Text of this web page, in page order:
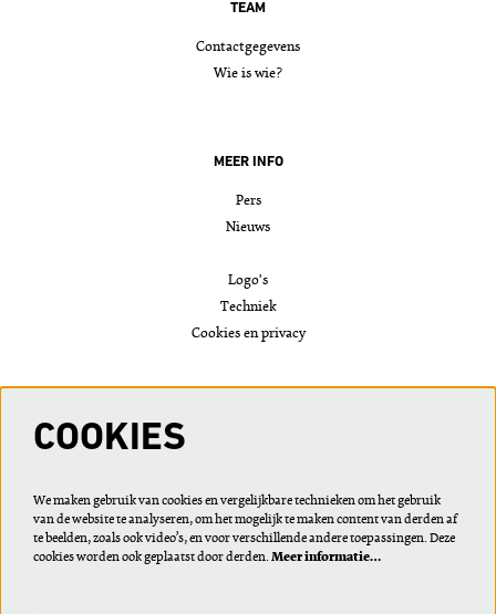
TEAM
Contactgegevens
Wie is wie?
MEER INFO
Pers
Nieuws
Logo's
Techniek
Cookies en privacy
Meld je aan voor de nieuwsbrief of wijzig je voorkeuren
COOKIES
We maken gebruik van cookies en vergelijkbare technieken om het gebruik
van de website te analyseren, om het mogelijk te maken content van derden af
te beelden, zoals ook video’s, en voor verschillende andere toepassingen. Deze
cookies worden ook geplaatst door derden. Meer informatie…